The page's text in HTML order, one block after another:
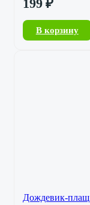
199 ₽
В корзину
Дождевик-плащ